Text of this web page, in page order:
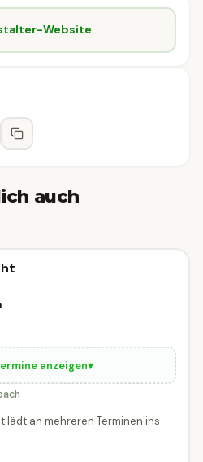
Website
auch
anzeigen▾
an mehreren Terminen ins